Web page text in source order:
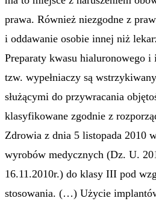
prawa. Również niezgodne z
i oddawanie osobie innej niż
Preparaty kwasu hialuronowego i
tzw. wypełniaczy są
służącymi do przywracania
klasyfikowane zgodnie z
Zdrowia z dnia 5 listopada 2010
wyrobów medycznych (Dz. U.
16.11.2010r.) do klasy III pod
stosowania. (…) Użycie